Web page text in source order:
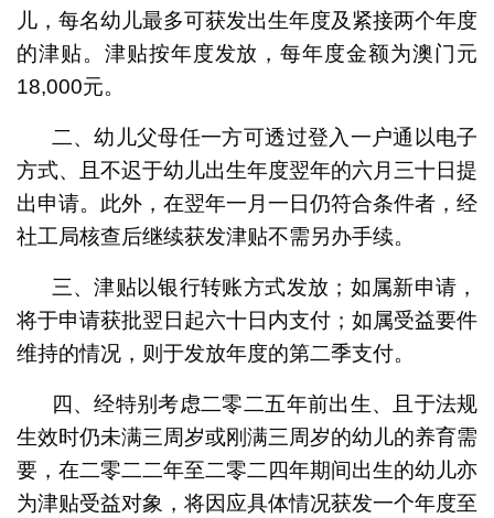
儿，每名幼儿最多可获发出生年度及紧接两个年度
的津贴。津贴按年度发放，每年度金额为澳门元
18,000元。
二、幼儿父母任一方可透过登入一户通以电子
方式、且不迟于幼儿出生年度翌年的六月三十日提
出申请。此外，在翌年一月一日仍符合条件者，经
社工局核查后继续获发津贴不需另办手续。
三、津贴以银行转账方式发放；如属新申请，
将于申请获批翌日起六十日内支付；如属受益要件
维持的情况，则于发放年度的第二季支付。
四、经特别考虑二零二五年前出生、且于法规
生效时仍未满三周岁或刚满三周岁的幼儿的养育需
要，在二零二二年至二零二四年期间出生的幼儿亦
为津贴受益对象，将因应具体情况获发一个年度至